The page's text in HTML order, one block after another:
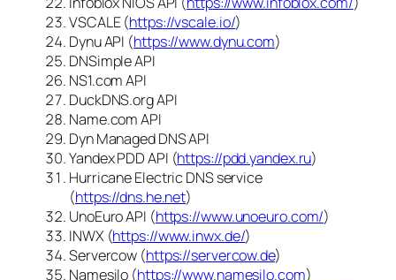
VSCALE (https://vscale.io/)
Dynu API (https://www.dynu.com)
DNSimple API
NS1.com API
DuckDNS.org API
Name.com API
Dyn Managed DNS API
Yandex PDD API (https://pdd.yandex.ru)
Hurricane Electric DNS service
(https://dns.he.net)
UnoEuro API (https://www.unoeuro.com/)
INWX (https://www.inwx.de/)
Servercow (https://servercow.de)
Namesilo (https://www.namesilo.com)